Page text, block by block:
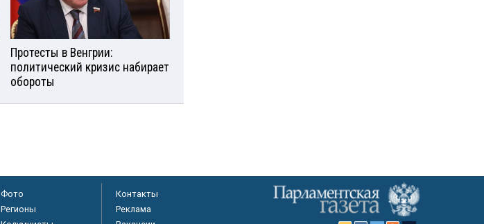
Протесты в Венгрии:
политический кризис набирает
обороты
Фото
Регионы
Контакты
Реклама